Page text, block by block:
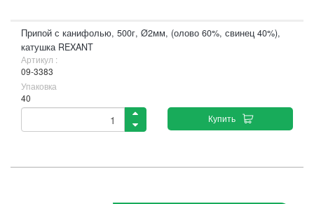
Припой с канифолью, 500г, Ø2мм, (олово 60%, свинец 40%),
катушка REXANT
Артикул :
09-3383
Упаковка
40
Купить